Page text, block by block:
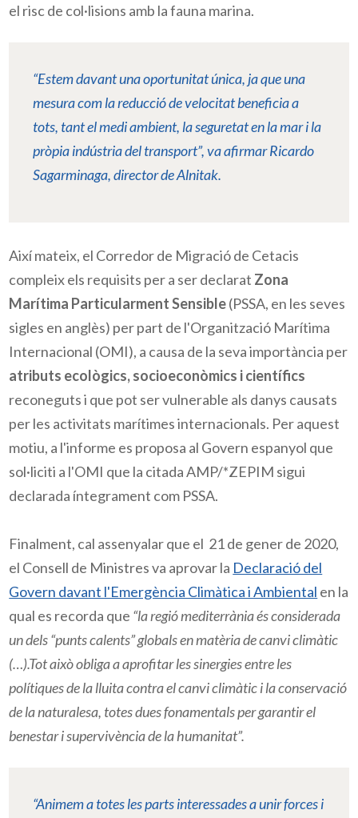
el risc de col·lisions amb la fauna marina.
“Estem davant una oportunitat única, ja que una
mesura com la reducció de velocitat beneficia a
tots, tant el medi ambient, la seguretat en la mar i la
pròpia indústria del transport”, va afirmar Ricardo
Sagarminaga, director deAlnitak.
Així mateix, el Corredor de Migració de Cetacis
compleix els requisits per a ser declarat Zona
Marítima Particularment Sensible(PSSA, en les seves
sigles en anglès) per part de l'Organització Marítima
Internacional (OMI), a causa de la seva importància per
atributs ecològics, socioeconòmics i científics
reconeguts i que pot ser vulnerable als danys causats
per les activitats marítimes internacionals. Per aquest
motiu, a l'informe es proposa al Govern espanyol que
sol·liciti a l'OMI que la citadaAMP/*ZEPIM sigui
declarada íntegrament com PSSA.
Finalment, cal assenyalar que el 21 de gener de 2020,
el Consell de Ministres va aprovar la Declaració del
Govern davant l'Emergència Climàtica i Ambiental en la
qual es recorda que “la regió mediterrània és considerada
un dels “punts calents” globals en matèria de canvi climàtic
(…).Tot això obliga a aprofitar les sinergies entre les
polítiques de la lluita contra el canvi climàtic i la conservació
de la naturalesa, totes dues fonamentals per garantir el
benestar i supervivència de la humanitat”.
“Animem a totes les parts interessades a unir forces i